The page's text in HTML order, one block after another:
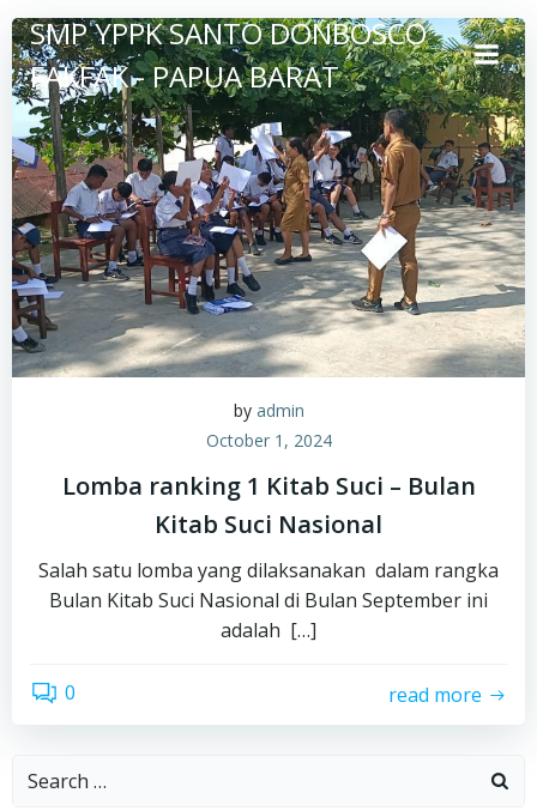
Skip
to
content
SMP YPPK SANTO DONBOSCO
FAKFAK - PAPUA BARAT
by admin
October 1, 2024
Lomba ranking 1 Kitab Suci – Bulan
Kitab Suci Nasional
Salah satu lomba yang dilaksanakan dalam rangka
Bulan Kitab Suci Nasional di Bulan September ini
adalah […]
0 read more
Search